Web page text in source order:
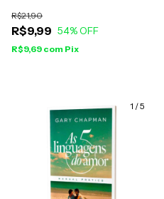
R$9,99
R$21,90
54% OFF
R$9,69 com Pix
1 /5